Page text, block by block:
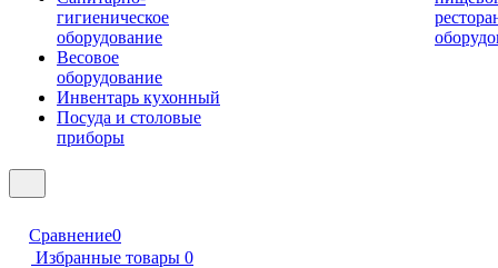
гигиеническое
оборудование
Весовое
оборудование
Инвентарь кухонный
Посуда и столовые
приборы
Сравнение0
Избранные товары 0